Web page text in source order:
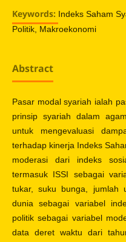
Keywords: Indeks Saham
Politik, Makroekonomi
Abstract
Pasar modal syariah ialah
prinsip syariah dalam
untuk mengevaluasi
terhadap kinerja Indeks
moderasi dari indeks
termasuk ISSI sebagai
tukar, suku bunga, jumlah
dunia sebagai variabel
politik sebagai variabel
data deret waktu dari